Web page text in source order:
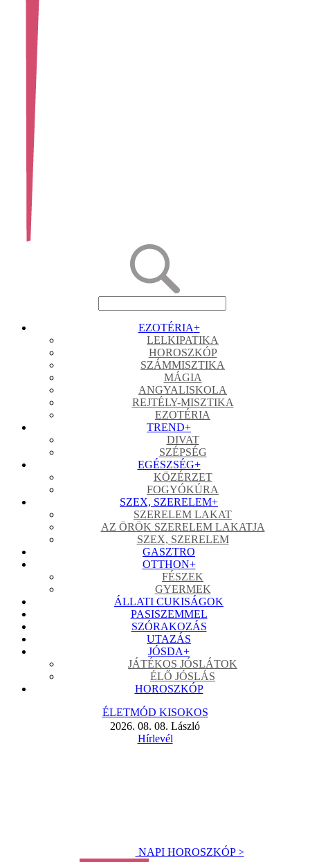
EZOTÉRIA+
LELKIPATIKA
HOROSZKÓP
SZÁMMISZTIKA
MÁGIA
ANGYALISKOLA
REJTÉLY-MISZTIKA
EZOTÉRIA
TREND+
DIVAT
SZÉPSÉG
EGÉSZSÉG+
KÖZÉRZET
FOGYÓKÚRA
SZEX, SZERELEM+
SZERELEM LAKAT
AZ ÖRÖK SZERELEM LAKATJA
SZEX, SZERELEM
GASZTRO
OTTHON+
FÉSZEK
GYERMEK
ÁLLATI CUKISÁGOK
PASISZEMMEL
SZÓRAKOZÁS
UTAZÁS
JÓSDA+
JÁTÉKOS JÓSLÁTOK
ÉLŐ JÓSLÁS
HOROSZKÓP
ÉLETMÓD KISOKOS
2026. 08. 08. László
Hírlevél
NAPI HOROSZKÓP >